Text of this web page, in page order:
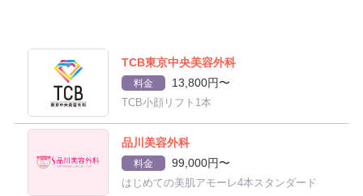
TCB東京中央美容外科
料金 13,800円〜
TCB小顔リフト1本
品川美容外科
料金 99,000円〜
はじめての美肌アモーレ4本スタンダード